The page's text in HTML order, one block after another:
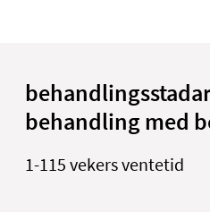
behandling med
1-115 vekers ventetid